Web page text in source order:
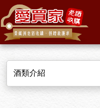
酒類介紹